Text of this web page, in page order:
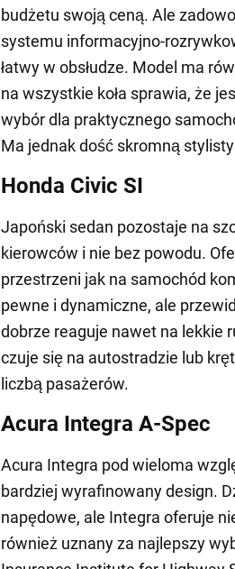
budżetu swoją ceną. Ale
systemu informacyjno-
łatwy w obsłudze. Model ma
na wszystkie koła sprawia, że
wybór dla praktycznego
Ma jednak dość skromną
Honda Civic SI
Japoński sedan pozostaje na
kierowców i nie bez powodu.
przestrzeni jak na samochód
pewne i dynamiczne, ale
dobrze reaguje nawet na lekkie
czuje się na autostradzie lub
liczbą pasażerów.
Acura Integra A-Spec
Acura Integra pod wieloma
bardziej wyrafinowany design.
napędowe, ale Integra oferuje
również uznany za najlepszy